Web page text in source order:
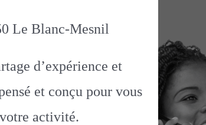
Le Blanc-Mesnil
d’expérience et
et conçu pour vous
activité.